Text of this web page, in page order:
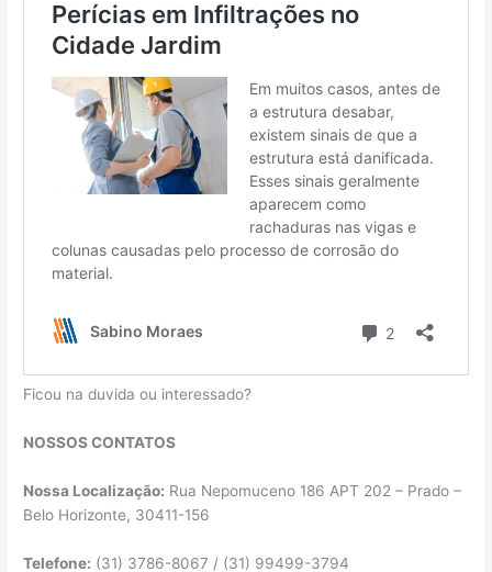
Ficou na duvida ou interessado?
NOSSOS CONTATOS
Nossa Localização: Rua Nepomuceno 186 APT 202 – Prado –
Belo Horizonte, 30411-156
Telefone: (31) 3786-8067 / (31) 99499-3794